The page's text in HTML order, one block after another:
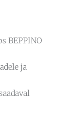
BEPPINO
ja